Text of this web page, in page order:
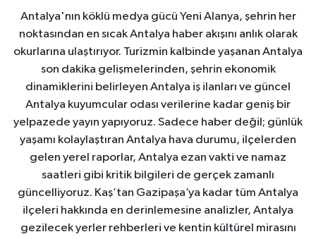
Antalya'nın köklü medya gücü Yeni Alanya, şehrin her
noktasından en sıcak Antalya haber akışını anlık olarak
okurlarına ulaştırıyor. Turizmin kalbinde yaşanan Antalya
son dakika gelişmelerinden, şehrin ekonomik
dinamiklerini belirleyen Antalya iş ilanları ve güncel
Antalya kuyumcular odası verilerine kadar geniş bir
yelpazede yayın yapıyoruz. Sadece haber değil; günlük
yaşamı kolaylaştıran Antalya hava durumu, ilçelerden
gelen yerel raporlar, Antalya ezan vakti ve namaz
saatleri gibi kritik bilgileri de gerçek zamanlı
güncelliyoruz. Kaş’tan Gazipaşa’ya kadar tüm Antalya
ilçeleri hakkında en derinlemesine analizler, Antalya
gezilecek yerler rehberleri ve kentin kültürel mirasını